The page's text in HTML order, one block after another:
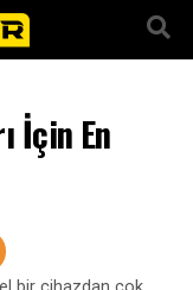
İçin En